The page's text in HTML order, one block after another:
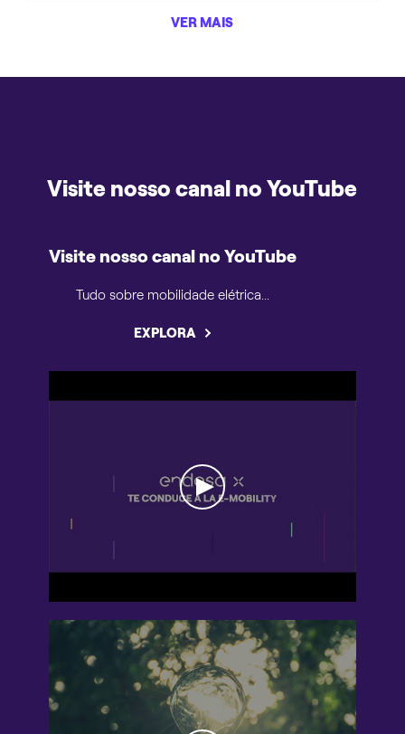
VER MAIS
Visite nosso canal no YouTube
Visite nosso canal no YouTube
Tudo sobre mobilidade elétrica...
EXPLORA